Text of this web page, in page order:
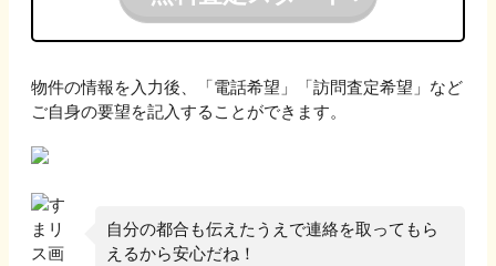
物件の情報を入力後、「電話希望」「訪問査定希望」など
ご自身の要望を記入することができます。
自分の都合も伝えたうえで連絡を取ってもら
えるから安心だね！